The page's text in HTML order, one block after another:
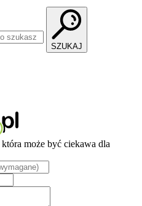
SZUKAJ
może być ciekawa dla